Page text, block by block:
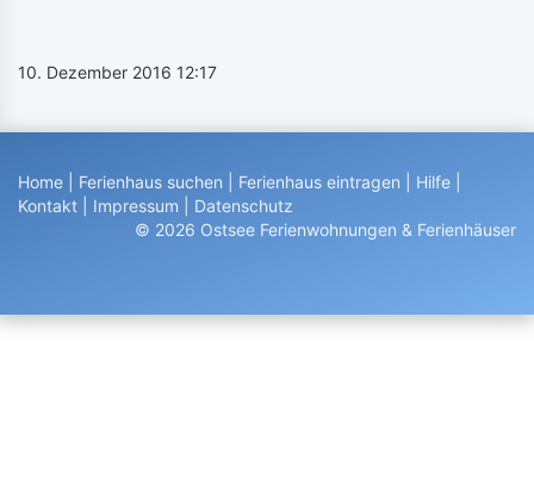
10. Dezember 2016 12:17
Home Ferienhaus suchen Ferienhaus eintragen Hilfe
Kontakt
Impressum
Datenschutz
© 2026 Ostsee Ferienwohnungen & Ferienhäuser